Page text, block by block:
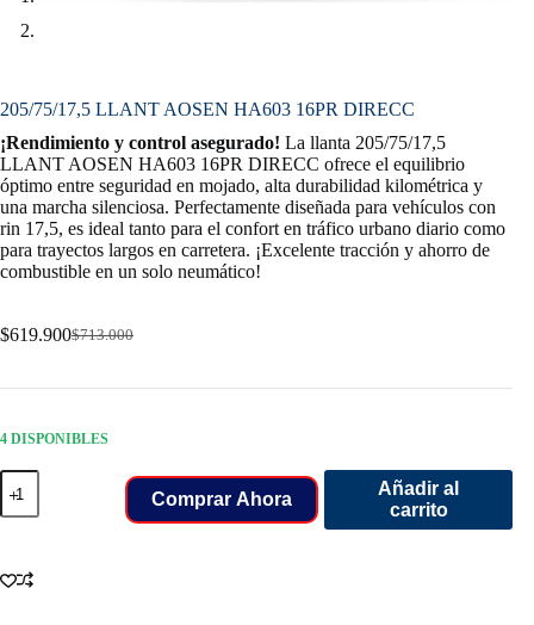
205/75/17,5 LLANT AOSEN HA603 16PR DIRECC
¡Rendimiento y control asegurado! La llanta 205/75/17,5
LLANT AOSEN HA603 16PR DIRECC ofrece el equilibrio
óptimo entre seguridad en mojado, alta durabilidad kilométrica y
una marcha silenciosa. Perfectamente diseñada para vehículos con
rin 17,5, es ideal tanto para el confort en tráfico urbano diario como
para trayectos largos en carretera. ¡Excelente tracción y ahorro de
combustible en un solo neumático!
$713.000
Original
was:
$619.900Current
is:
4 DISPONIBLES
205/75/17,5
LLANT
AOSEN
DIRECC
Comprar Ahora
Añadir al
carrito